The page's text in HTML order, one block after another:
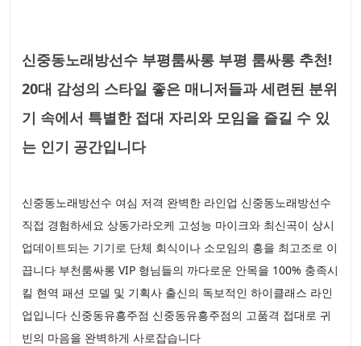
신중동노래방선수 부평룸싸롱 부평 룸싸롱 추천!
20대 감성의 스타일 좋은 매니저들과 세련된 분위
기 속에서 특별한 접대 자리와 모임을 즐길 수 있
는 인기 공간입니다
신중동노래방선수 여심 저격 완벽한 라인업 신중동노래방선수
직접 경험하세요 상동가라오케 고성능 마이크와 최신곡이 상시
업데이트되는 기기로 단체 회식이나 소모임의 흥을 최고조로 이
끕니다 부천룸싸롱 VIP 형님들의 까다로운 안목을 100% 충족시
킬 현역 패션 모델 및 기획사 출신의 독보적인 하이클래스 라인
업입니다 신중동유흥주점 신중동유흥주점의 고품격 접대로 귀
빈의 마음을 완벽하게 사로잡습니다